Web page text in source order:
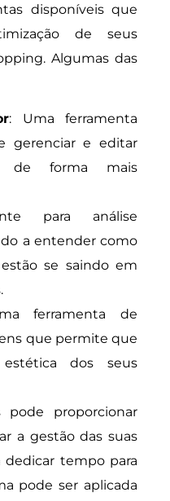
disponíveis que
de seus
Algumas das
: Uma ferramenta
gerenciar e editar
de forma mais
para análise
a entender como
se saindo em
ferramenta de
que permite que
dos seus
pode proporcionar
a gestão das suas
dedicar tempo para
pode ser aplicada